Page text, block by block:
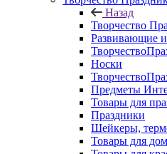
Назад
Творчество
Развивающие
Носки
Предметы
Товары для
Праздники
Шейкеры,
Товары для